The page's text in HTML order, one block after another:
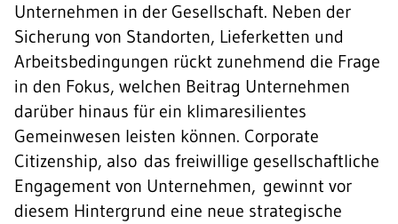
Unternehmen in der Gesellschaft. Neben der
Sicherung von Standorten, Lieferketten und
Arbeitsbedingungen rückt zunehmend die Frage
in den Fokus, welchen Beitrag Unternehmen
darüber hinaus für ein klimaresilientes
Gemeinwesen leisten können. Corporate
Citizenship, also das freiwillige gesellschaftliche
Engagement von Unternehmen, gewinnt vor
diesem Hintergrund eine neue strategische